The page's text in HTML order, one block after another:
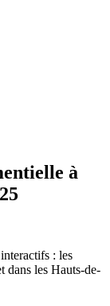
à
: les
dans les Hauts-de-